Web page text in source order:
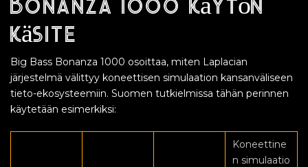
Bonanza 1000 käytön
käsite
Big Bass Bonanza 1000 osoittaa, miten Laplacian
järjestelmä välittyy koneettisen simulaation kansanväliseen
tieto-ekosysteemiin. Suomen tutkielmissa tähän perinnen
käytetään esimerkiksi:
Koneettine
n simulaatio